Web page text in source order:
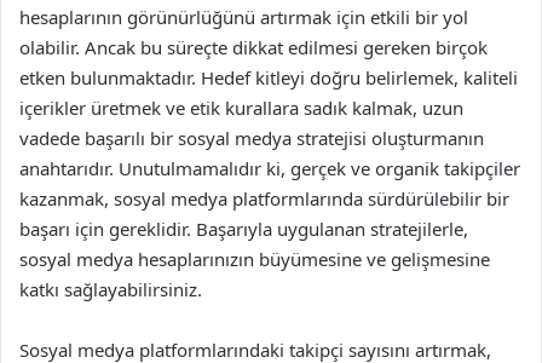
hesaplarının görünürlüğünü artırmak için etkili bir yol
olabilir. Ancak bu süreçte dikkat edilmesi gereken birçok
etken bulunmaktadır. Hedef kitleyi doğru belirlemek, kaliteli
içerikler üretmek ve etik kurallara sadık kalmak, uzun
vadede başarılı bir sosyal medya stratejisi oluşturmanın
anahtarıdır. Unutulmamalıdır ki, gerçek ve organik takipçiler
kazanmak, sosyal medya platformlarında sürdürülebilir bir
başarı için gereklidir. Başarıyla uygulanan stratejilerle,
sosyal medya hesaplarınızın büyümesine ve gelişmesine
katkı sağlayabilirsiniz.
Sosyal medya platformlarındaki takipçi sayısını artırmak,